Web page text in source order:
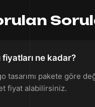
fiyatları ne kadar?
tasarımı pakete göre
fiyat alabilirsiniz.